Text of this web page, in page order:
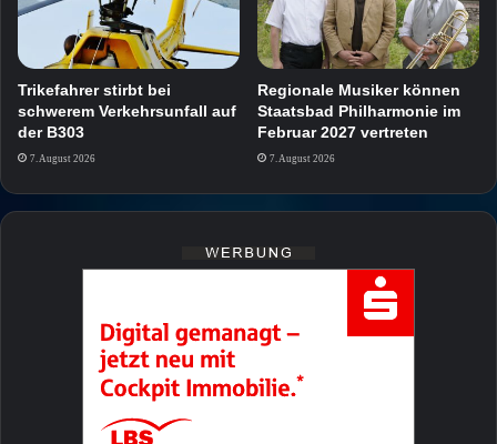
Trikefahrer stirbt bei
schwerem Verkehrsunfall auf
der B303
7. August 2026
Regionale Musiker können
Staatsbad Philharmonie im
Februar 2027 vertreten
7. August 2026